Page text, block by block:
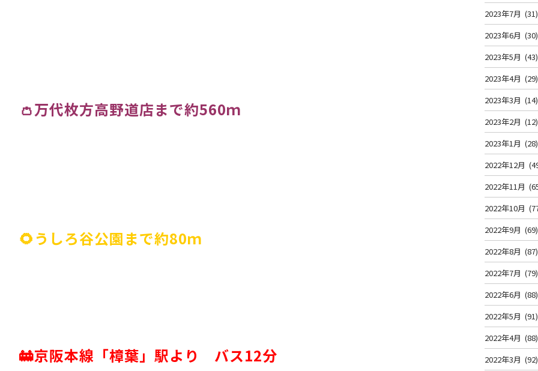
👛万代枚方高野道店まで約560ｍ
🌻うしろ谷公園まで約80ｍ
🚋京阪本線「樟葉」駅より バス12分
2023年7月 (31)
2023年6月 (30)
2023年5月 (43)
2023年4月 (29)
2023年3月 (14)
2023年2月 (12)
2023年1月 (28)
2022年12月
2022年11月
2022年10月
2022年9月 (69)
2022年8月 (87)
2022年7月 (79)
2022年6月 (88)
2022年5月 (91)
2022年4月 (88)
2022年3月 (92)